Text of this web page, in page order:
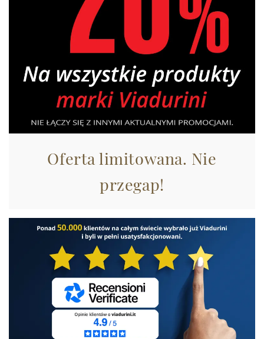
raccolto dal suo utilizzo dei loro servizi.
Oferta limitowana. Nie
przegap!